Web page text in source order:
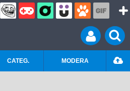
CATEG. MODERA